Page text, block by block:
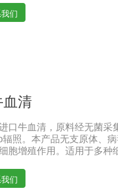
可添加极少量的酚红或不
助于表达产物的纯化和后
培养基是使用BME改
度也提高了。标准配方
培养基葡萄糖的含量为
们
血清
口牛血清，原料经无菌采
辐照。本产品无支原体、
胞增殖作用。适用于多种
国兽药典》2020版、欧洲
20℃有效期：5年注意
们